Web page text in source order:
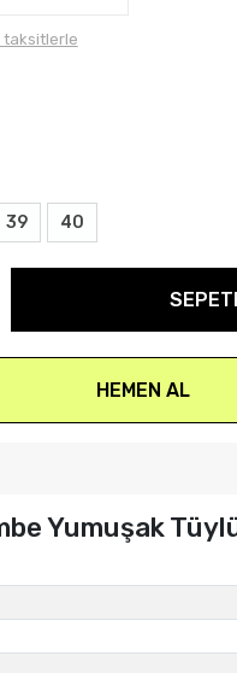
taksitlerle
39 40
HEMEN AL
Yumuşak